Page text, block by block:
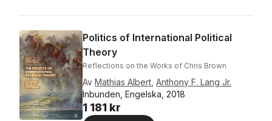
Politics of International Political
Theory
Reflections on the Works of Chris Brown
Av Mathias Albert Anthony F. Lang Jr.
Inbunden, Engelska, 2018
1 181 kr